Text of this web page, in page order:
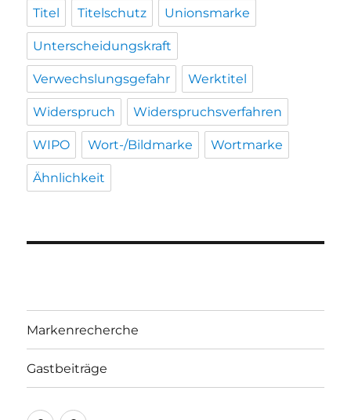
Titel Titelschutz Unionsmarke
Unterscheidungskraft
Verwechslungsgefahr Werktitel
Widerspruch Widerspruchsverfahren
WIPO Wort-/Bildmarke Wortmarke
Ähnlichkeit
Markenrecherche
Gastbeiträge